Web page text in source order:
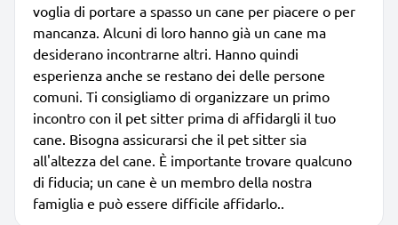
voglia di portare a spasso un cane per piacere o per
mancanza. Alcuni di loro hanno già un cane ma
desiderano incontrarne altri. Hanno quindi
esperienza anche se restano dei delle persone
comuni. Ti consigliamo di organizzare un primo
incontro con il pet sitter prima di affidargli il tuo
cane. Bisogna assicurarsi che il pet sitter sia
all'altezza del cane. È importante trovare qualcuno
di fiducia; un cane è un membro della nostra
famiglia e può essere difficile affidarlo..